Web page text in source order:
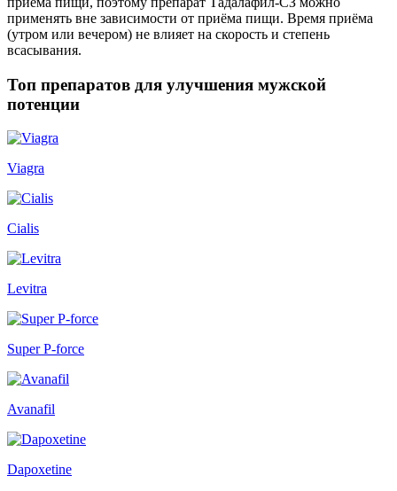
применять вне зависимости от приёма пищи. Время приёма
(утром или вечером) не влияет на скорость и степень
всасывания.
Топ препаратов для улучшения мужской
потенции
Viagra
Cialis
Levitra
Super P-force
Avanafil
Dapoxetine